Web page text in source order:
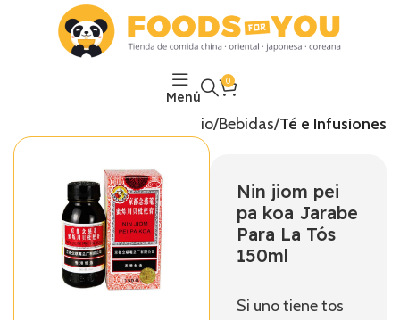
Menú
0
Inicio Bebidas Té e Infusiones
Nin jiom pei
pa koa Jarabe
Para La Tós
150ml
Si uno tiene tos